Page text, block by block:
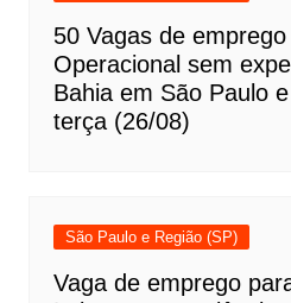
50 Vagas de
Operacional sem
Bahia em São Paulo
terça (26/08)
São Paulo e Região (SP)
Vaga de emprego